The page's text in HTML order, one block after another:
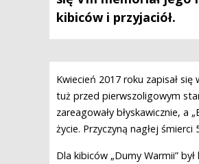
kibiców i przyjaciół.
Kwiecień 2017 roku zapisał
tuż przed pierwszoligowym
zareagowały błyskawicznie, a
życie. Przyczyną nagłej śmierci
Dla kibiców „Dumy Warmii”